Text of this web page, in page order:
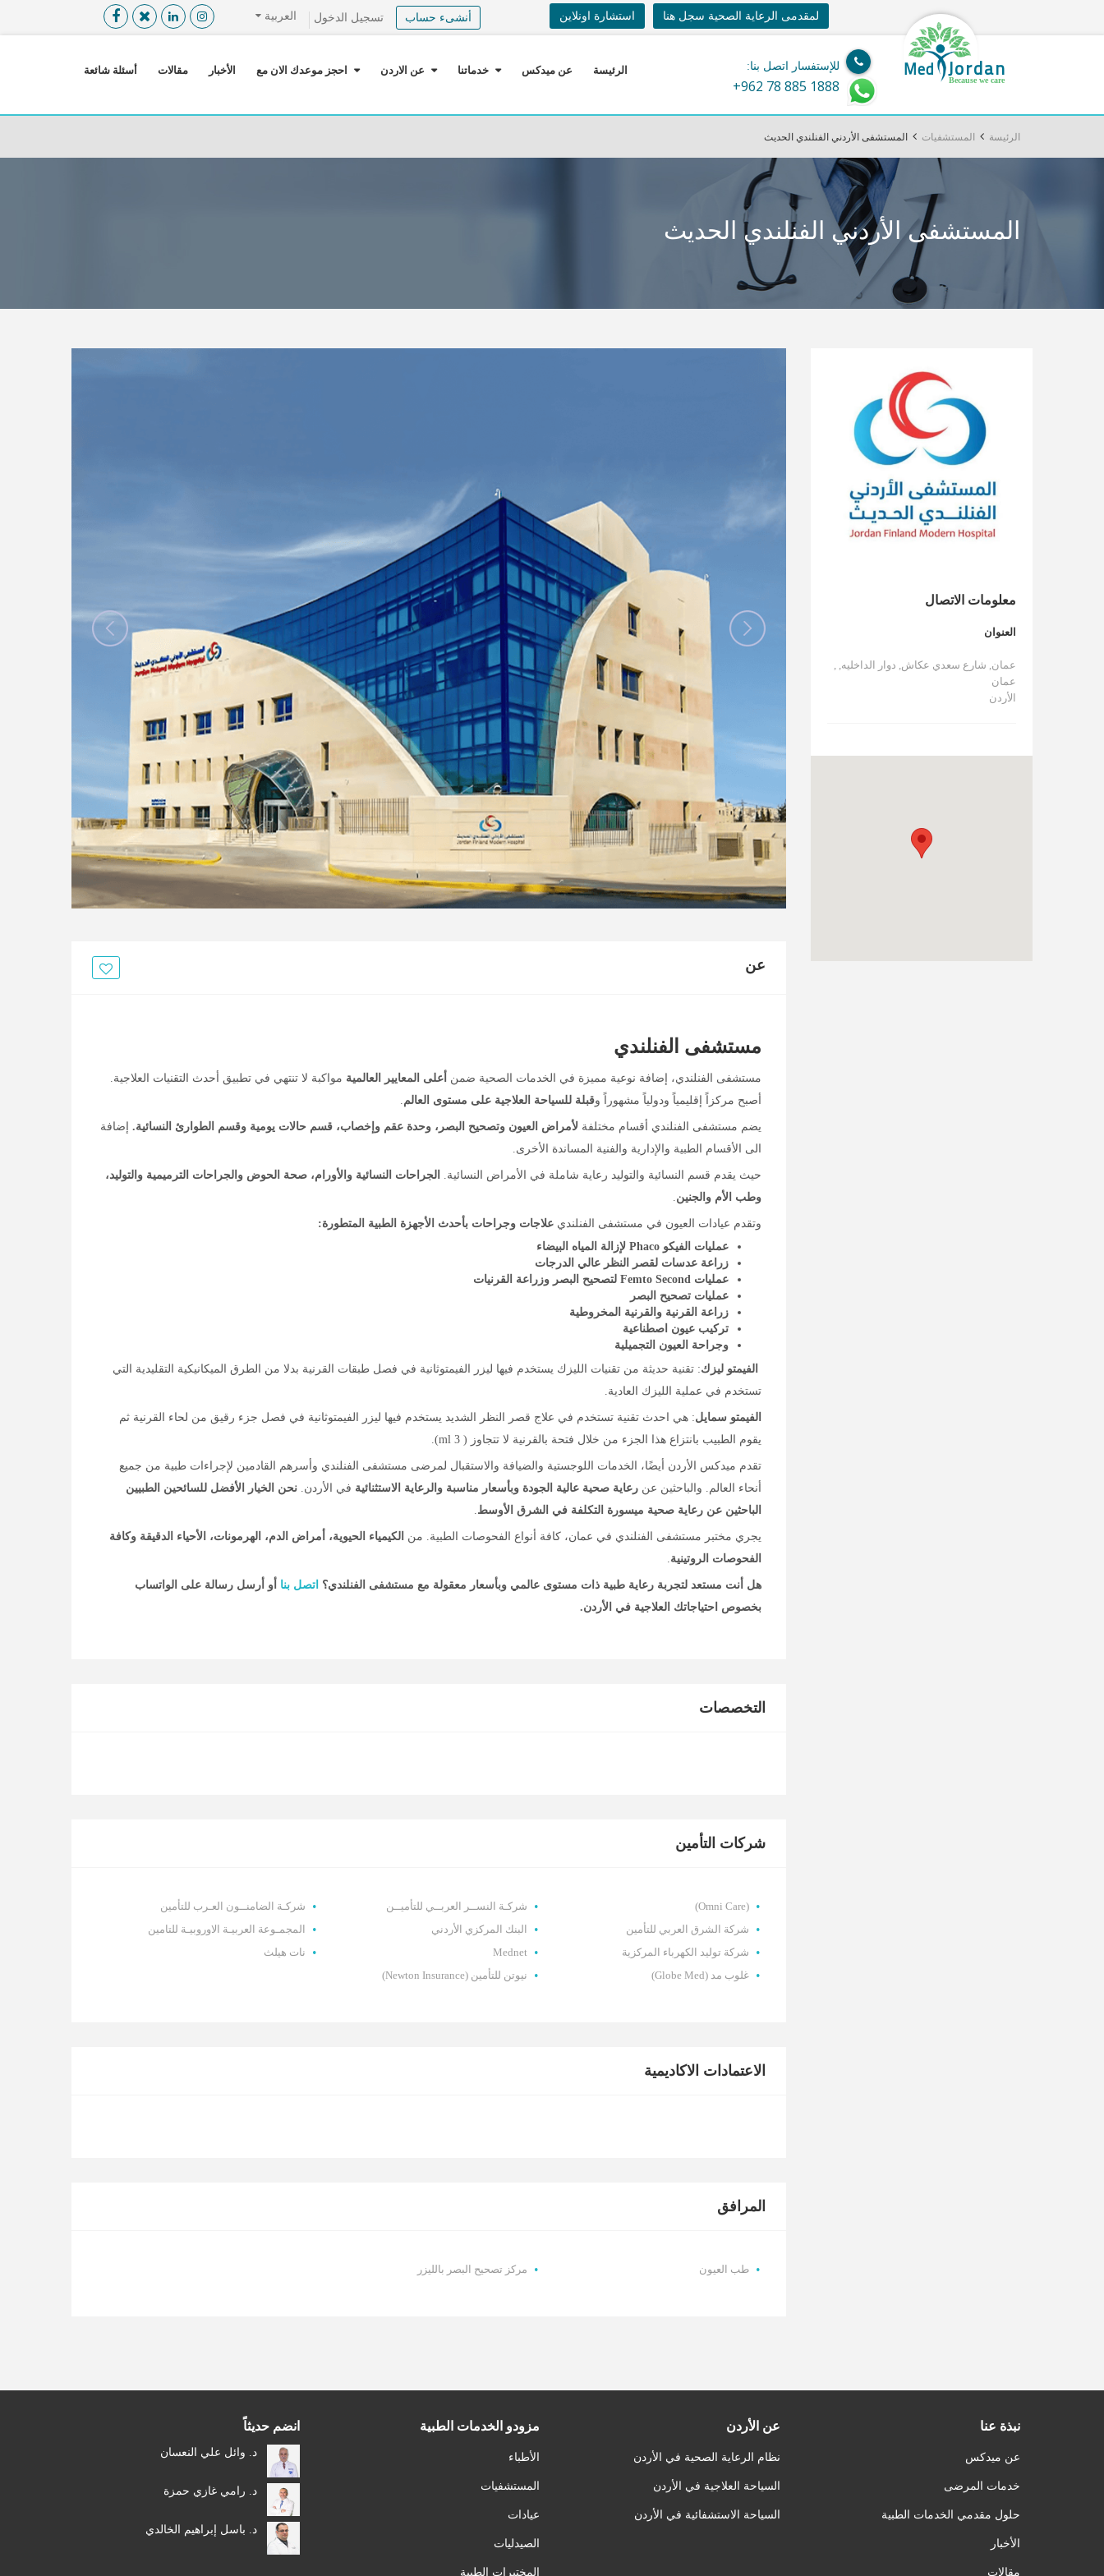
القائمة X
احجز موعدك الان مع
العربية تسجيل الدخول استشارة اونلاين لمقدمى الرعاية الصحية سجل هنا أنشىء حساب
Med Jordan
Because we care
للإستفسار اتصل بنا:
+962 78 885 1888
الرئيسة عن ميدكس خدماتنا عن الاردن احجز موعدك الان مع الأخبار مقالات أسئلة شائعة
الرئيسة المستشفيات المستشفى الأردني الفنلندي الحديث
المستشفى الأردني الفنلندي الحديث
معلومات الاتصال
العنوان
عمان, شارع سعدي عكاش, دوار الداخليه, ,
عمان
الأردن
عن
مستشفى الفنلندي
مستشفى الفنلندي، إضافة نوعية مميزة في الخدمات الصحية ضمن أعلى المعايير العالمية مواكبة لا تنتهي في تطبيق أحدث التقنيات العلاجية.
أصبح مركزاً إقليمياً ودولياً مشهوراً وقبلة للسياحة العلاجية على مستوى العالم.
يضم مستشفى الفنلندي أقسام مختلفة لأمراض العيون وتصحيح البصر، وحدة عقم وإخصاب، قسم حالات يومية وقسم الطوارئ النسائية. إضافة
الى الأقسام الطبية والإدارية والفنية المساندة الأخرى.
حيث يقدم قسم النسائية والتوليد رعاية شاملة في الأمراض النسائية. الجراحات النسائية والأورام، صحة الحوض والجراحات الترميمية والتوليد،
وطب الأم والجنين.
وتقدم عيادات العيون في مستشفى الفنلندي علاجات وجراحات بأحدث الأجهزة الطبية المتطورة:
عمليات الفيكو Phaco لإزالة المياه البيضاء
زراعة عدسات لقصر النظر عالي الدرجات
عمليات Femto Second لتصحيح البصر وزراعة القرنيات
عمليات تصحيح البصر
زراعة القرنية والقرنية المخروطية
تركيب عيون اصطناعية
وجراحة العيون التجميلية
الفيمتو ليزك: تقنية حديثة من تقنيات الليزك يستخدم فيها ليزر الفيمتوثانية في فصل طبقات القرنية بدلا من الطرق الميكانيكية التقليدية التي
تستخدم في عملية الليزك العادية.
الفيمتو سمايل: هي احدث تقنية تستخدم في علاج قصر النظر الشديد يستخدم فيها ليزر الفيمتوثانية في فصل جزء رقيق من لحاء القرنية ثم
يقوم الطبيب بانتزاع هذا الجزء من خلال فتحة بالقرنية لا تتجاوز ( 3 ml).
تقدم ميدكس الأردن أيضًا، الخدمات اللوجستية والضيافة والاستقبال لمرضى مستشفى الفنلندي وأسرهم القادمين لإجراءات طبية من جميع
أنحاء العالم. والباحثين عن رعاية صحية عالية الجودة وبأسعار مناسبة والرعاية الاستثنائية في الأردن. نحن الخيار الأفضل للسائحين الطبيين
الباحثين عن رعاية صحية ميسورة التكلفة في الشرق الأوسط.
يجري مختبر مستشفى الفنلندي في عمان، كافة أنواع الفحوصات الطبية. من الكيمياء الحيوية، أمراض الدم، الهرمونات، الأحياء الدقيقة وكافة
الفحوصات الروتينية.
هل أنت مستعد لتجربة رعاية طبية ذات مستوى عالمي وبأسعار معقولة مع مستشفى الفنلندي؟ اتصل بنا أو أرسل رسالة على الواتساب
بخصوص احتياجاتك العلاجية في الأردن.
التخصصات
شركات التأمين
(Omni Care) شركـة النســر العربــي للتأميــن
شركـة الضامنــون العـرب للتأمين
شركة الشرق العربي للتأمين
البنك المركزي الأردني
المجمـوعة العربيـة الاوروبيـة للتامين
شركة توليد الكهرباء المركزية
Mednet
نات هيلث
غلوب مد (Globe Med)
نيوتن للتأمين (Newton Insurance)
الاعتمادات الاكاديمية
المرافق
طب العيون مركز تصحيح البصر بالليزر
نبذة عنا
عن ميدكس
خدمات المرضى
حلول مقدمي الخدمات الطبية
الأخبار
مقالات
عن الأردن
نظام الرعاية الصحية في الأردن
السياحة العلاجية في الأردن
السياحة الاستشفائية في الأردن
مزودو الخدمات الطبية
الأطباء
المستشفيات
عيادات
الصيدليات
المختبرات الطبية
انضم حديثاً
د. وائل علي النعسان
د. رامي غازي حمزة
د. باسل إبراهيم الخالدي